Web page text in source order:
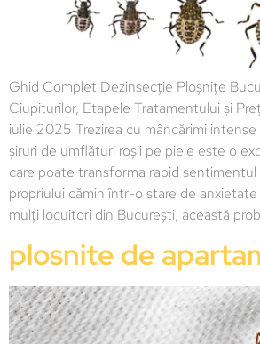
Ghid Complet Dezinsecție Ploșnițe
Ciupiturilor, Etapele Tratamentului și
iulie 2025 Trezirea cu mâncărimi
șiruri de umflături roșii pe piele este o
care poate transforma rapid sentimentul
propriului cămin într-o stare de
mulți locuitori din București, această
plosnite de